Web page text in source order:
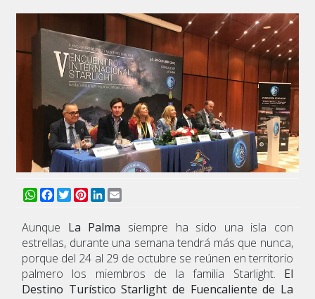
WhatsApp
Facebook
TwitterPinterest
LinkedIn
Aunque La Palma siempre ha sido una isla con
estrellas, durante una semana tendrá más que nunca,
porque del 24 al 29 de octubre se reúnen en territorio
palmero los miembros de la familia Starlight. El
Destino Turístico Starlight de Fuencaliente de La